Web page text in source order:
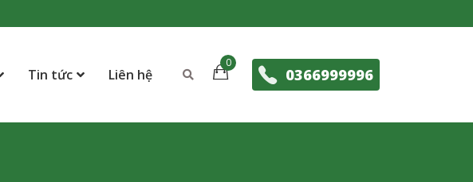
Tin tức Liên hệ 0366999996